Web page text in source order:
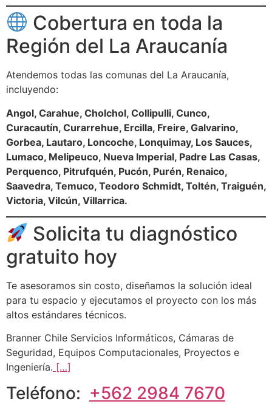
Cobertura en toda la
Región del La Araucanía
Atendemos todas las comunas del La Araucanía,
incluyendo:
Angol, Carahue, Cholchol, Collipulli, Cunco,
Curacautín, Curarrehue, Ercilla, Freire, Galvarino,
Gorbea, Lautaro, Loncoche, Lonquimay, Los Sauces,
Lumaco, Melipeuco, Nueva Imperial, Padre Las Casas,
Perquenco, Pitrufquén, Pucón, Purén, Renaico,
Saavedra, Temuco, Teodoro Schmidt, Toltén, Traiguén,
Victoria, Vilcún, Villarrica.
Solicita tu diagnóstico
gratuito hoy
Te asesoramos sin costo, diseñamos la solución ideal
para tu espacio y ejecutamos el proyecto con los más
altos estándares técnicos.
Branner Chile Servicios Informáticos, Cámaras de
Seguridad, Equipos Computacionales, Proyectos e
Ingeniería. […]
Teléfono: +562 2984 7670